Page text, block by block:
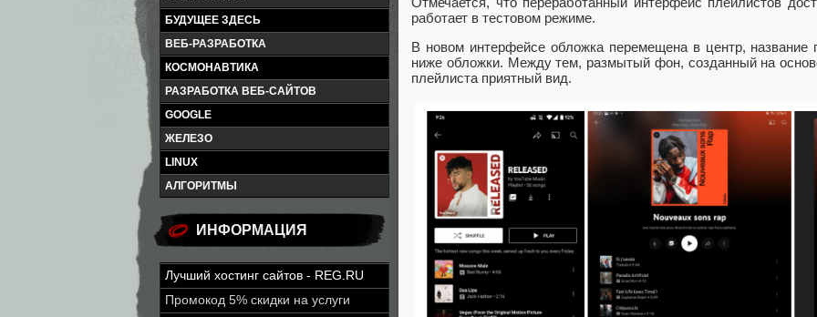
БУДУЩЕЕ ЗДЕСЬ
ВЕБ-РАЗРАБОТКА
КОСМОНАВТИКА
РАЗРАБОТКА ВЕБ-САЙТОВ
GOOGLE
ЖЕЛЕЗО
LINUX
АЛГОРИТМЫ
ИНФОРМАЦИЯ
Лучший хостинг сайтов - REG.RU
Промокод 5% скидки на услуги
работает в тестовом режиме.
В новом интерфейсе обложка перемещена в центр, название
ниже обложки. Между тем, размытый фон, созданный на
плейлиста приятный вид.